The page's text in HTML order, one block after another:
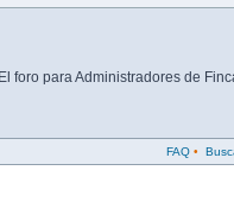
El foro para Administradores de
FAQ•